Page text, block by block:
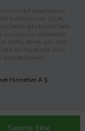
Sepete Ekle
ve mobil uygulaması
bulabilirsiniz. Çiçek,
Setleri gibi birçok farklı
sunuyor ve zamanında
mutlu etmek için, ister
fırsatlarla dolu
geçirebilirsiniz.
Hizmetleri A.Ş